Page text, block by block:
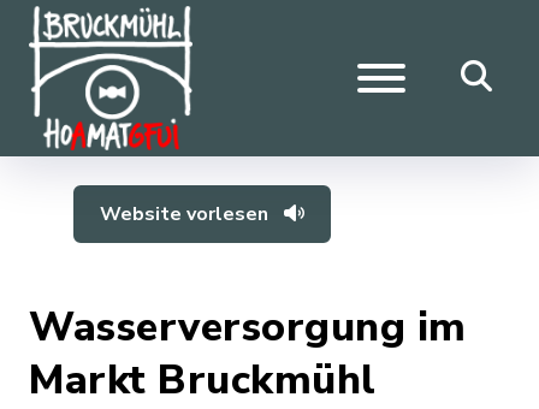
Website vorlesen
Wasserversorgung im
Markt Bruckmühl